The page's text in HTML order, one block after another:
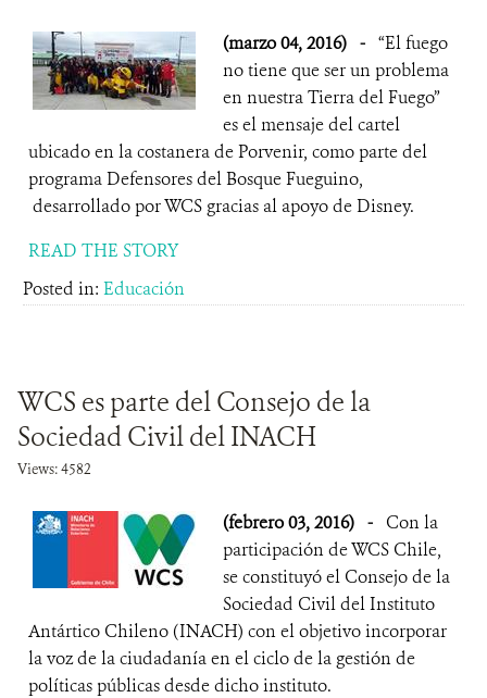
(marzo 04, 2016) - “El fuego
no tiene que ser un problema
en nuestra Tierra del Fuego”
es el mensaje del cartel
ubicado en la costanera de Porvenir, como parte del
programa Defensores del Bosque Fueguino,
desarrollado por WCS gracias al apoyo de Disney.
READ THE STORY
Posted in: Educación
WCS es parte del Consejo de la
Sociedad Civil del INACH
Views: 4582
(febrero 03, 2016) - Con la
participación de WCS Chile,
se constituyó el Consejo de la
Sociedad Civil del Instituto
Antártico Chileno (INACH) con el objetivo incorporar
la voz de la ciudadanía en el ciclo de la gestión de
políticas públicas desde dicho instituto.